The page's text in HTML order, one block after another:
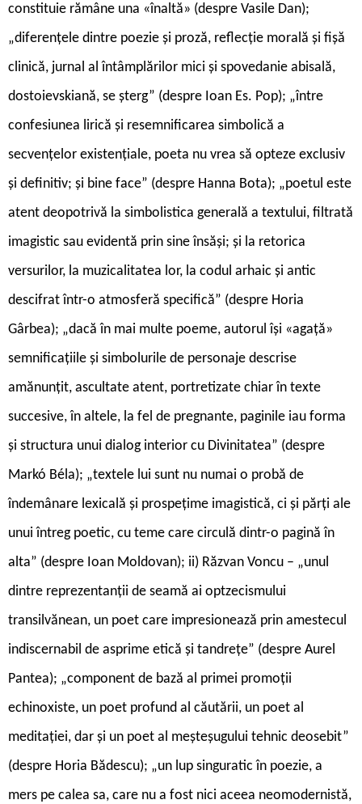
constituie rămâne una «înaltă» (despre Vasile Dan);
„diferenţele dintre poezie şi proză, reflecţie morală şi fişă
clinică, jurnal al întâmplărilor mici şi spovedanie abisală,
dostoievskiană, se şterg” (despre Ioan Es. Pop); „între
confesiunea lirică și resemnificarea simbolică a
secvențelor existențiale, poeta nu vrea să opteze exclusiv
și definitiv; și bine face” (despre Hanna Bota); „poetul este
atent deopotrivă la simbolistica generală a textului, filtrată
imagistic sau evidentă prin sine însăși; și la retorica
versurilor, la muzicalitatea lor, la codul arhaic și antic
descifrat într-o atmosferă specifică” (despre Horia
Gârbea); „dacă în mai multe poeme, autorul își «agață»
semnificațiile și simbolurile de personaje descrise
amănunțit, ascultate atent, portretizate chiar în texte
succesive, în altele, la fel de pregnante, paginile iau forma
și structura unui dialog interior cu Divinitatea” (despre
Markó Béla); „textele lui sunt nu numai o probă de
îndemânare lexicală și prospețime imagistică, ci și părți ale
unui întreg poetic, cu teme care circulă dintr-o pagină în
alta” (despre Ioan Moldovan); ii) Răzvan Voncu – „unul
dintre reprezentanții de seamă ai optzecismului
transilvănean, un poet care impresionează prin amestecul
indiscernabil de asprime etică și tandrețe” (despre Aurel
Pantea); „component de bază al primei promoții
echinoxiste, un poet profund al căutării, un poet al
meditației, dar și un poet al meșteșugului tehnic deosebit”
(despre Horia Bădescu); „un lup singuratic în poezie, a
mers pe calea sa, care nu a fost nici aceea neomodernistă,